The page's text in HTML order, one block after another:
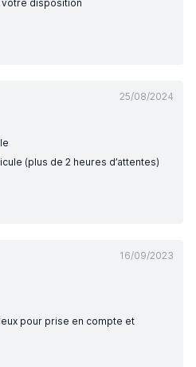
votre disposition
25/08/2024
(plus de 2 heures d’attentes)
16/09/2023
pour prise en compte et